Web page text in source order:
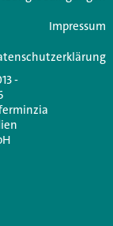
-
Impressum